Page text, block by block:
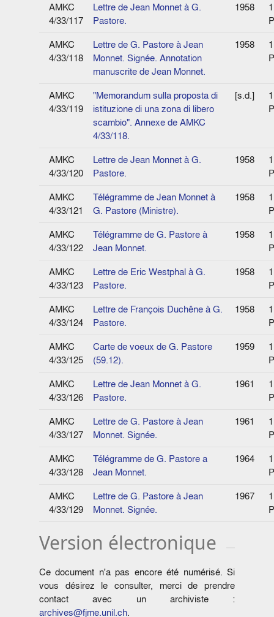
AMKC
4/33/117
Lettre de Jean Monnet à G.
Pastore.
1958
1
AMKC
4/33/118
Lettre de G. Pastore à Jean
Monnet. Signée. Annotation
manuscrite de Jean Monnet.
1958
1
AMKC
4/33/119
"Memorandum sulla proposta di
istituzione di una zona di libero
scambio". Annexe de AMKC
4/33/118.
[s.d.]
1
AMKC
4/33/120
Lettre de Jean Monnet à G.
Pastore.
1958
1
AMKC
4/33/121
Télégramme de Jean Monnet à
G. Pastore (Ministre).
1958
1
AMKC
4/33/122
Télégramme de G. Pastore à
Jean Monnet.
1958
1
AMKC
4/33/123
Lettre de Eric Westphal à G.
Pastore.
1958
1
AMKC
4/33/124
Lettre de François Duchêne à G.
Pastore.
1958
1
AMKC
4/33/125
Carte de voeux de G. Pastore
(59.12).
1959
1
AMKC
4/33/126
Lettre de Jean Monnet à G.
Pastore.
1961
1
AMKC
4/33/127
Lettre de G. Pastore à Jean
Monnet. Signée.
1961
1
AMKC
4/33/128
Télégramme de G. Pastore a
Jean Monnet.
1964
1
AMKC
4/33/129
Lettre de G. Pastore à Jean
Monnet. Signée.
1967
1
Version électronique
Ce document n'a pas encore été numérisé. Si
vous désirez le consulter, merci de prendre
contact avec un archiviste :
archives@fjme.unil.ch.